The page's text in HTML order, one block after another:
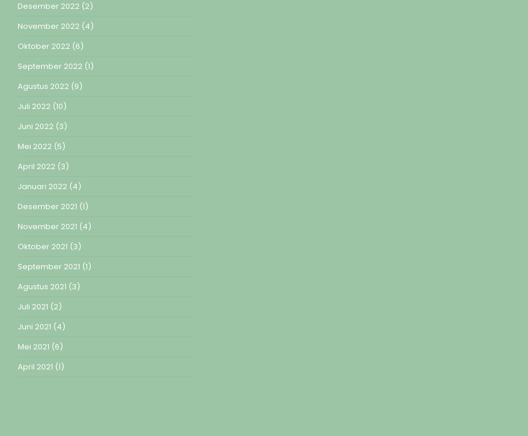
Desember 2022 (2)
November 2022 (4)
Oktober 2022 (6)
September 2022 (1)
Agustus 2022 (9)
Juli 2022 (10)
Juni 2022 (3)
Mei 2022 (5)
April 2022 (3)
Januari 2022 (4)
Desember 2021 (1)
November 2021 (4)
Oktober 2021 (3)
September 2021 (1)
Agustus 2021 (3)
Juli 2021 (2)
Juni 2021 (4)
Mei 2021 (6)
April 2021 (1)